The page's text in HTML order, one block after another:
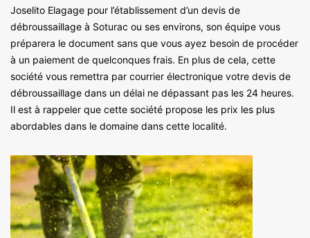
Joselito Elagage pour l’établissement d’un devis de
débroussaillage à Soturac ou ses environs, son équipe vous
préparera le document sans que vous ayez besoin de procéder
à un paiement de quelconques frais. En plus de cela, cette
société vous remettra par courrier électronique votre devis de
débroussaillage dans un délai ne dépassant pas les 24 heures.
Il est à rappeler que cette société propose les prix les plus
abordables dans le domaine dans cette localité.